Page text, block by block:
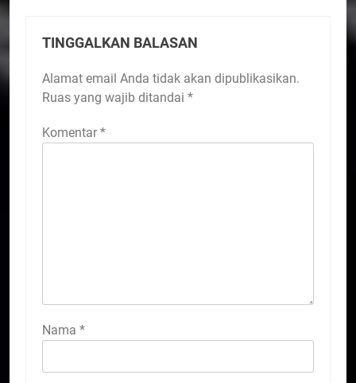
TINGGALKAN BALASAN
Alamat email Anda tidak akan dipublikasikan.
Ruas yang wajib ditandai *
Komentar *
Nama *